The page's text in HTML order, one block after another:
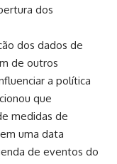
dos
dos dados de
de outros
a política
que
medidas de
uma data
de eventos do